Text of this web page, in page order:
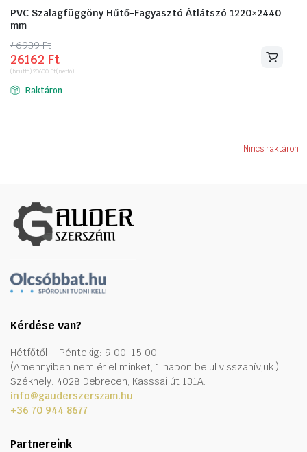
PVC Szalagfüggöny Hűtő-Fagyasztó Átlátszó 1220×2440
mm
46939Ft
Original
price
was:
46939 Ft.
26162 Ft
Current
price
is:
26162 Ft.
(bruttó)20600 Ft(nettó)
Raktáron
Nincs raktáron
Kérdése van?
Hétfőtől – Péntekig: 9:00-15:00
(Amennyiben nem ér el minket, 1 napon belül visszahívjuk.)
Székhely: 4028 Debrecen, Kasssai út 131A.
info@gauderszerszam.hu
+36 70 944 8677
Partnereink